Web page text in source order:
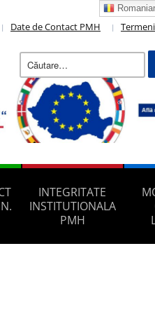
Date de Contact PMH
INTEGRITATE
INSTITUTIONALA
PMH